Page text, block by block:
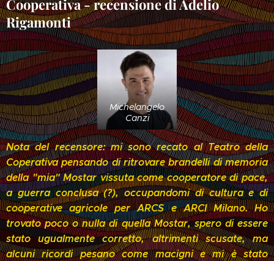
Cooperativa - recensione di Adelio
Rigamonti
Michelangelo
Canzi
Nota del recensore: mi sono recato al Teatro della
Coperativa pensando di ritrovare brandelli di memoria
della "mia" Mostar vissuta come cooperatore di pace,
a guerra conclusa (?), occupandomi di cultura e di
cooperative agricole per ARCS e ARCI Milano. Ho
trovato poco o nulla di quella Mostar, spero di essere
stato ugualmente corretto, altrimenti scusate, ma
alcuni ricordi pesano come macigni e mi è stato